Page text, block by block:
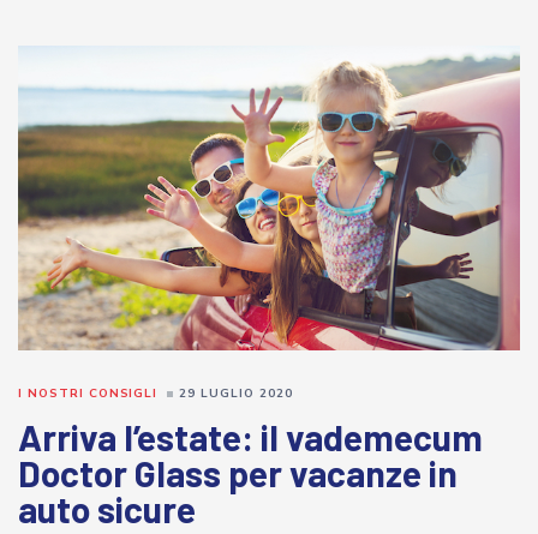
Arriva l’estate: il vademecum
Doctor Glass per vacanze in
auto sicure
I NOSTRI CONSIGLI 29 LUGLIO 2020